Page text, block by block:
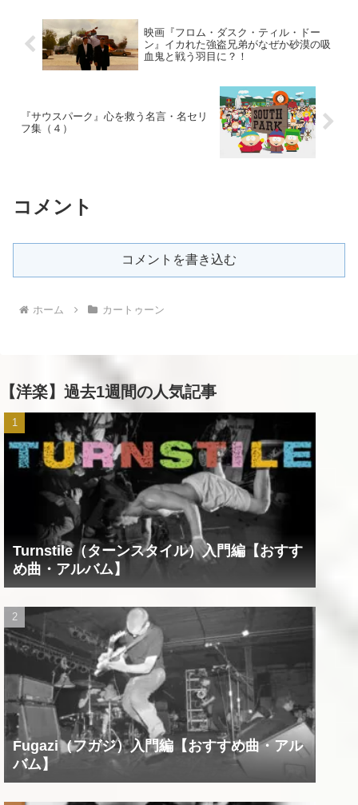
映画『フロム・ダスク・ティル・ドー
ン』イカれた強盗兄弟がなぜか砂漠の吸
血鬼と戦う羽目に？！
『サウスパーク』心を救う名言・名セリ
フ集（４）
コメント
コメントを書き込む
ホーム カートゥーン
【洋楽】過去1週間の人気記事
Turnstile（ターンスタイル）入門編【おすす
め曲・アルバム】
Fugazi（フガジ）入門編【おすすめ曲・アル
バム】